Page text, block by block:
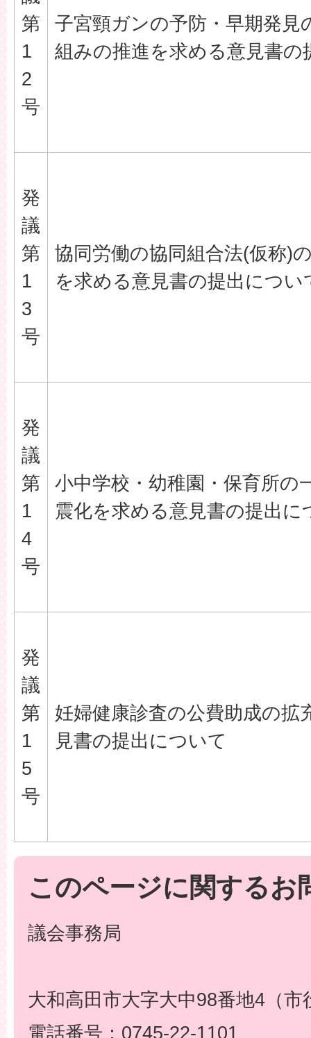
第
1
2
号
子宮頸ガンの予防・早期発見
組みの推進を求める意見書の
発
議
第
1
3
号
協同労働の協同組合法(仮称)
を求める意見書の提出につい
発
議
第
1
4
号
小中学校・幼稚園・保育所の
震化を求める意見書の提出に
発
議
第
1
5
号
妊婦健康診査の公費助成の拡
見書の提出について
このページに関するお
議会事務局
大和高田市大字大中98番地4（市
電話番号：0745-22-1101